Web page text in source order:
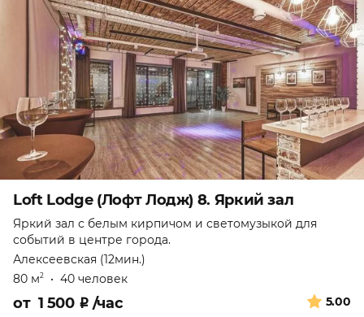
Loft Lodge (Лофт Лодж) 8. Яркий зал
Яркий зал с белым кирпичом и светомузыкой для
событий в центре города.
Алексеевская (12мин.)
80 м2 • 40 человек
5.00
от 1 500 ₽ /час